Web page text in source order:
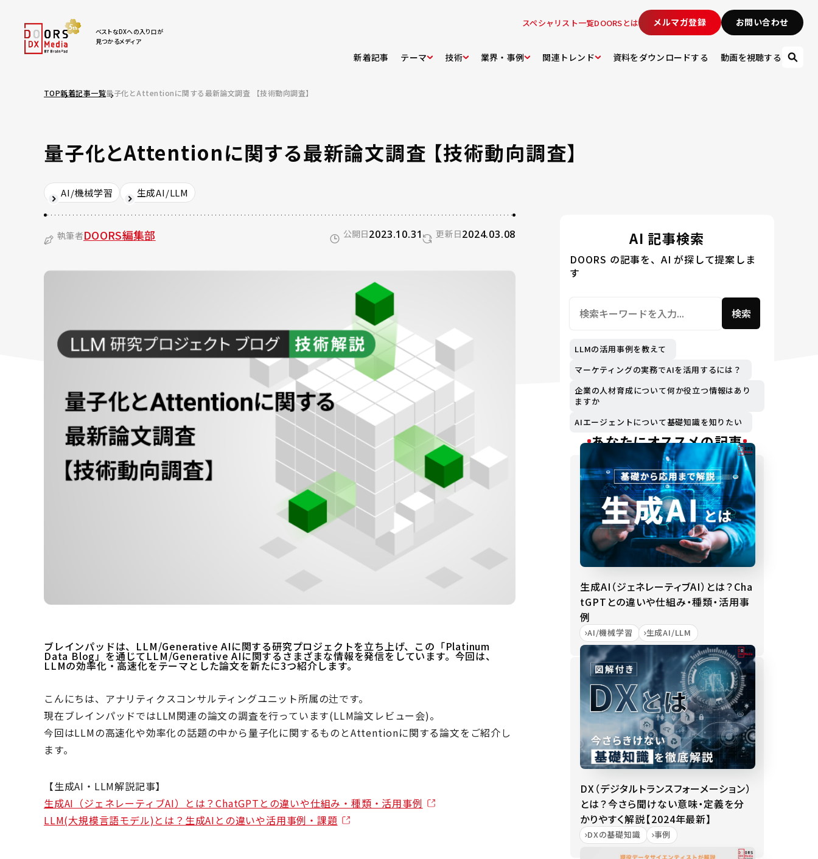
ベストなDXへの入り口が
見つかるメディア
スペシャリスト一覧DOORSとは メルマガ登録 お問い合わせ
新着記事 テーマ 技術 業界・事例 関連トレンド 資料をダウンロードする 動画を視聴する
TOP新着記事一覧量子化とAttentionに関する最新論文調査 【技術動向調査】
量子化とAttentionに関する最新論文調査 【技術動向調査】
AI/機械学習 生成AI/LLM
執筆者DOORS編集部 公開日2023.10.31 更新日2024.03.08
ブレインパッドは、LLM/Generative AIに関する研究プロジェクトを立ち上げ、この「Platinum
Data Blog」を通じてLLM/Generative AIに関するさまざまな情報を発信をしています。今回は、
LLMの効率化・高速化をテーマとした論文を新たに3つ紹介します。
こんにちは、アナリティクスコンサルティングユニット所属の辻です。
現在ブレインパッドではLLM関連の論文の調査を行っています(LLM論文レビュー会)。
今回はLLMの高速化や効率化の話題の中から量子化に関するものとAttentionに関する論文をご紹介し
ます。
【生成AI・LLM解説記事】
生成AI（ジェネレーティブAI）とは？ChatGPTとの違いや仕組み・種類・活用事例
LLM(大規模言語モデル)とは？生成AIとの違いや活用事例・課題
AI 記事検索
DOORS の記事を、AI が探して提案しま
す
検索
LLMの活用事例を教えて
マーケティングの実務でAIを活用するには？
企業の人材育成について何か役立つ情報はあり
ますか
AIエージェントについて基礎知識を知りたい
あなたにオススメの記事
生成AI（ジェネレーティブAI）とは？Cha
tGPTとの違いや仕組み・種類・活用事
例
AI/機械学習 生成AI/LLM
DX（デジタルトランスフォーメーション）
とは？今さら聞けない意味・定義を分
かりやすく解説【2024年最新】
DXの基礎知識 事例